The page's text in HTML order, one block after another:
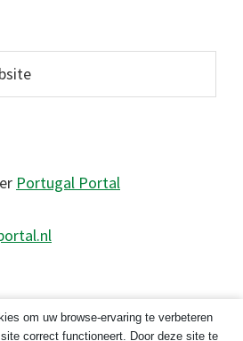
Portugal Portal
om uw browse-ervaring te verbeteren
correct functioneert. Door deze site te